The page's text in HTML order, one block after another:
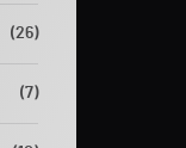
(26)
(7)